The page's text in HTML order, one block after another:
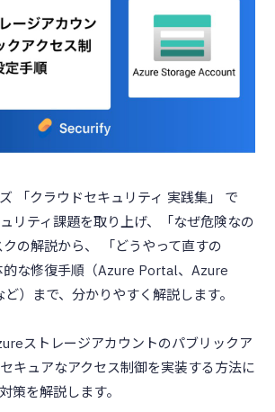
「クラウドセキュリティ 実践集」 で
リティ課題を取り上げ、「なぜ危険なの
の解説から、 「どうやって直すの
的な修復手順（Azure Portal、Azure
）まで、分かりやすく解説します。
ストレージアカウントのパブリックア
キュアなアクセス制御を実装する方法に
策を解説します。